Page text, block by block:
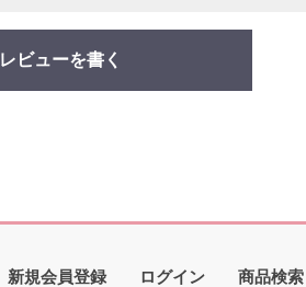
レビューを書く
新規会員登録 ログイン 商品検索